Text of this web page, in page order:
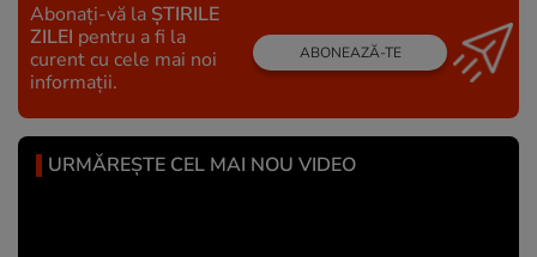
Abonați-vă la ȘTIRILE
ZILEI pentru a fi la
curent cu cele mai noi
informații.
ABONEAZĂ-TE
URMĂREȘTE CEL MAI NOU VIDEO